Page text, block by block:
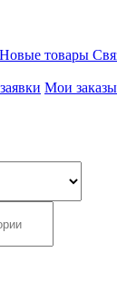
Новые товары
Мои заказы